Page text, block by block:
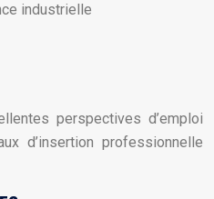
industrielle
perspectives d’emploi
d’insertion professionnelle